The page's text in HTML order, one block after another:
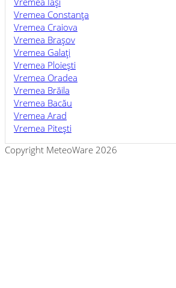
Vremea Constanţa
Vremea Craiova
Vremea Braşov
Vremea Galaţi
Vremea Ploieşti
Vremea Oradea
Vremea Brăila
Vremea Bacău
Vremea Arad
Vremea Piteşti
Copyright MeteoWare 2026